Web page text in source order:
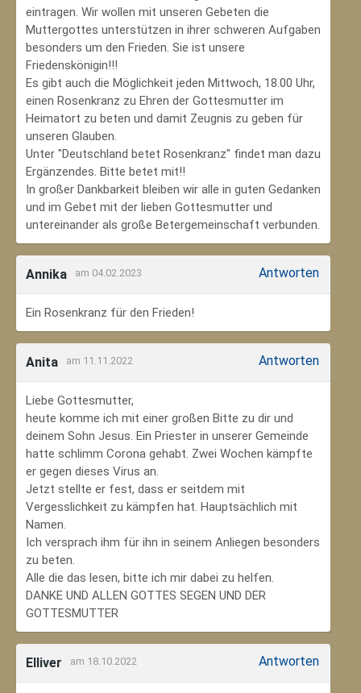
eintragen. Wir wollen mit unseren Gebeten die
Muttergottes unterstützen in ihrer schweren Aufgaben
besonders um den Frieden. Sie ist unsere
Friedenskönigin!!!
Es gibt auch die Möglichkeit jeden Mittwoch, 18.00 Uhr,
einen Rosenkranz zu Ehren der Gottesmutter im
Heimatort zu beten und damit Zeugnis zu geben für
unseren Glauben.
Unter "Deutschland betet Rosenkranz" findet man dazu
Ergänzendes. Bitte betet mit!!
In großer Dankbarkeit bleiben wir alle in guten Gedanken
und im Gebet mit der lieben Gottesmutter und
untereinander als große Betergemeinschaft verbunden.
Annika am 04.02.2023 Antworten
Ein Rosenkranz für den Frieden!
Anita am 11.11.2022 Antworten
Liebe Gottesmutter,
heute komme ich mit einer großen Bitte zu dir und
deinem Sohn Jesus. Ein Priester in unserer Gemeinde
hatte schlimm Corona gehabt. Zwei Wochen kämpfte
er gegen dieses Virus an.
Jetzt stellte er fest, dass er seitdem mit
Vergesslichkeit zu kämpfen hat. Hauptsächlich mit
Namen.
Ich versprach ihm für ihn in seinem Anliegen besonders
zu beten.
Alle die das lesen, bitte ich mir dabei zu helfen.
DANKE UND ALLEN GOTTES SEGEN UND DER
GOTTESMUTTER
Elliver am 18.10.2022 Antworten